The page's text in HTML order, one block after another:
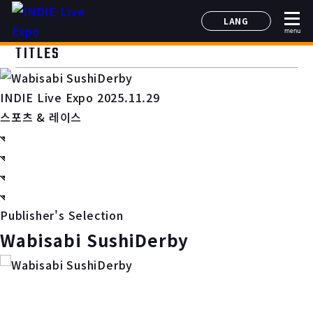
LANG
日本語
menu
TITLES
INDIE Live Expo 2025.11.29
스포츠 & 레이스
Publisher's Selection
Wabisabi SushiDerby